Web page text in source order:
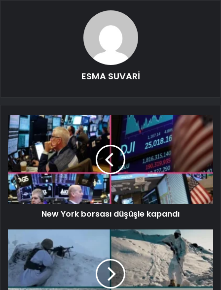
ESMA SUVARİ
New York borsası düşüşle kapandı